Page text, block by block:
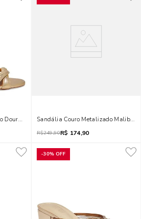
Dourado Salto BlocoSandália Couro Metalizado Malibu
R$249,90R$ 174,90
-30% OFF